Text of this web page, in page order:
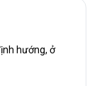
hướng, ở